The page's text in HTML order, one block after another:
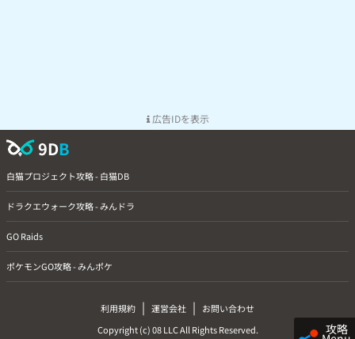
攻略
広告IDを表示
9DB
白猫プロジェクト攻略 - 白猫DB
ドラクエウォーク攻略 - みんドラ
GO Raids
ポケモンGO攻略 - みんポケ
利用規約 | 運営会社 |
お問い合わせ
Copyright (c) 08 LLC All Rights Reserved.